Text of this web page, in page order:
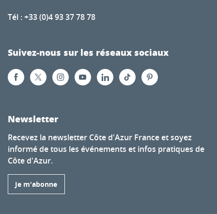
Tél : +33 (0)4 93 37 78 78
Suivez-nous sur les réseaux sociaux
Newsletter
Recevez la newsletter Côte d'Azur France et soyez
informé de tous les événements et infos pratiques de
Côte d'Azur.
Je m'abonne